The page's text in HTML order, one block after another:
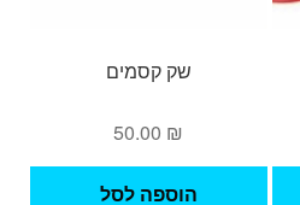
שק קסמים
50.00 ₪
הוספה לסל